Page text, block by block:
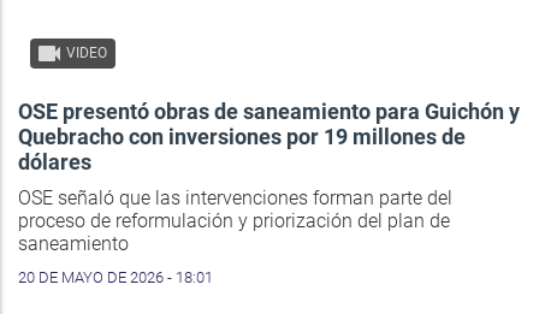
VIDEO
OSE presentó obras de saneamiento para Guichón y
Quebracho con inversiones por 19 millones de
dólares
OSE señaló que las intervenciones forman parte del
proceso de reformulación y priorización del plan de
saneamiento
20 DE MAYO DE 2026 - 18:01